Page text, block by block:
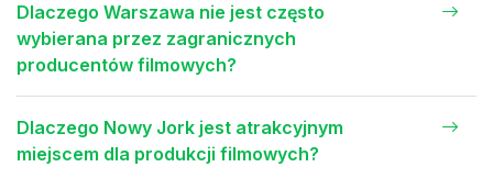
Dlaczego Warszawa nie jest często
wybierana przez zagranicznych
producentów filmowych?
Dlaczego Nowy Jork jest atrakcyjnym
miejscem dla produkcji filmowych?